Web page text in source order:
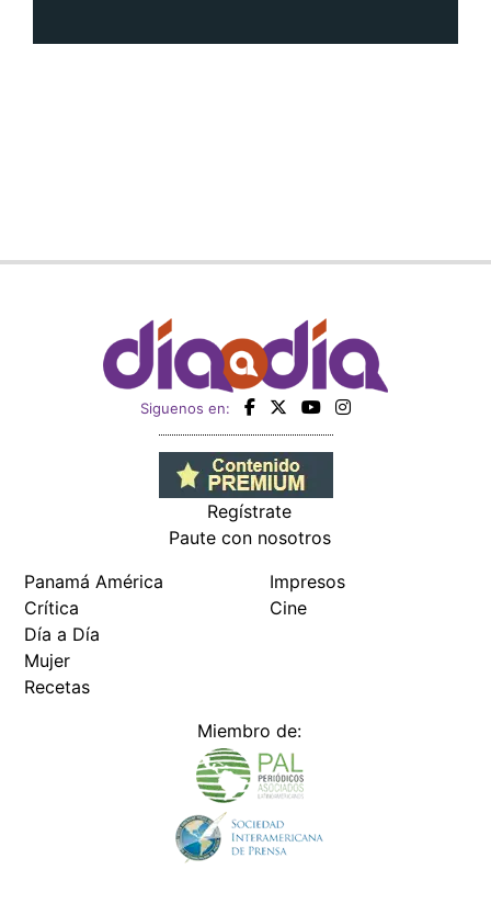
Siguenos en:
Regístrate
Paute con nosotros
Panamá América
Crítica
Día a Día
Mujer
Recetas
Impresos
Cine
Miembro de: